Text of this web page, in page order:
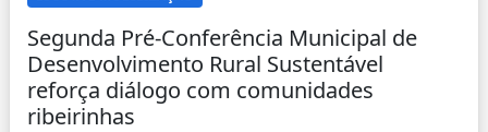
Segunda Pré-Conferência Municipal de
Desenvolvimento Rural Sustentável
reforça diálogo com comunidades
ribeirinhas